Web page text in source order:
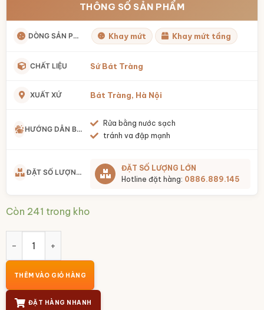
THÔNG SỐ SẢN PHẨM
DÒNG SẢN PHẨM Khay mứt Khay mứt tầng
CHẤT LIỆU Sứ Bát Tràng
XUẤT XỨ Bát Tràng, Hà Nội
HƯỚNG DẪN BẢO QUẢN
Rửa bằng nước sạch
tránh va đập mạnh
ĐẶT SỐ LƯỢNG LỚN
ĐẶT SỐ LƯỢNG LỚN
Hotline đặt hàng: 0886.889.145
Còn 241 trong kho
THÊM VÀO GIỎ HÀNG
ĐẶT HÀNG NHANH